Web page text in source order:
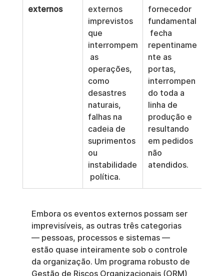
externos
externos
imprevistos
que
interrompem
as
operações,
como
desastres
naturais,
falhas na
cadeia de
suprimentos
ou
instabilidade
política.
fornecedor
fundamental
fecha
repentiname
nte as
portas,
interrompen
do toda a
linha de
produção e
resultando
em pedidos
não
atendidos.
Embora os eventos externos possam ser
imprevisíveis, as outras três categorias
— pessoas, processos e sistemas —
estão quase inteiramente sob o controle
da organização. Um programa robusto de
Gestão de Riscos Organizacionais (ORM)